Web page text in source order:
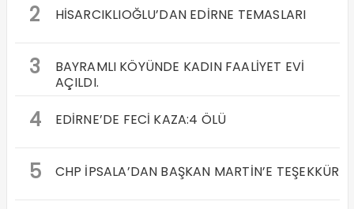
2 HİSARCIKLIOĞLU’DAN EDİRNE TEMASLARI
3
BAYRAMLI KÖYÜNDE KADIN FAALİYET EVİ
AÇILDI.
4 EDİRNE’DE FECİ KAZA:4 ÖLÜ
5 CHP İPSALA’DAN BAŞKAN MARTİN’E TEŞEKKÜR